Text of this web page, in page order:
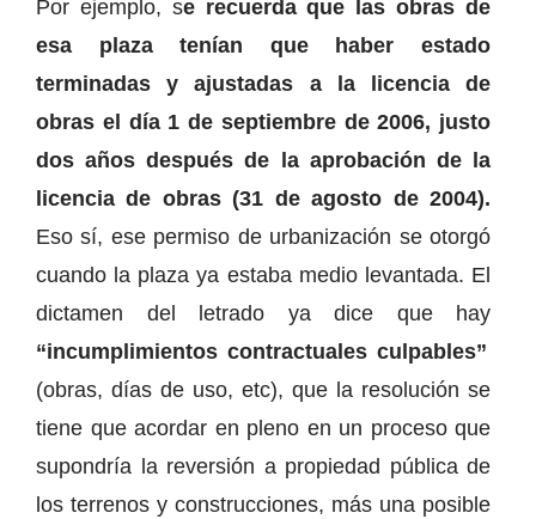
Por ejemplo, se recuerda que las obras de
esa plaza tenían que haber estado
terminadas y ajustadas a la licencia de
obras el día 1 de septiembre de 2006, justo
dos años después de la aprobación de la
licencia de obras (31 de agosto de 2004).
Eso sí, ese permiso de urbanización se otorgó
cuando la plaza ya estaba medio levantada. El
dictamen del letrado ya dice que hay
“incumplimientos contractuales culpables”
(obras, días de uso, etc), que la resolución se
tiene que acordar en pleno en un proceso que
supondría la reversión a propiedad pública de
los terrenos y construcciones, más una posible